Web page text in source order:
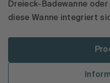
Dreieck-Badewanne
diese Wanne integriert